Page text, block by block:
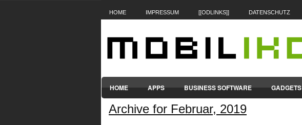
HOME IMPRESSUM [[ODLINKS]] DATENSCHUTZ
HOME APPS BUSINESS SOFTWARE GADGETS
SMARTPHONES & HANDYS TABLET-PCS
Archive for Februar, 2019